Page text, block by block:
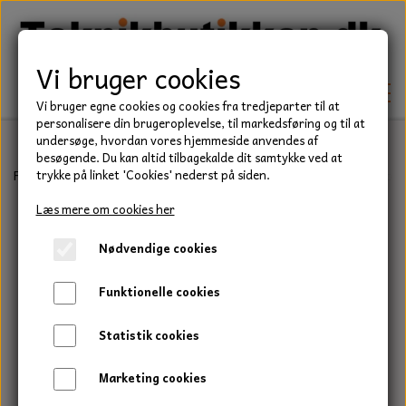
TEKNIK
KILEREMME
LEJER
PAKDÅSER
LÅSERINGE
BEFÆSTELSE
HAVE/PARK
UNIVERSALE REMME TIL PLÆNEKLIPPER OG
HAVETRAKTOR
TRAKTOR/ENTREPRENØR
Forside Have/Park Olie til småmotorer & havemaskiner
Vi bruger cookies
Vi bruger egne cookies og cookies fra tredjeparter til at
personalisere din brugeroplevelse, til markedsføring og til at
undersøge, hvordan vores hjemmeside anvendes af
besøgende. Du kan altid tilbagekalde dit samtykke ved at
trykke på linket 'Cookies' nederst på siden.
Læs mere om cookies her
Nødvendige cookies
Funktionelle cookies
Statistik cookies
Marketing cookies